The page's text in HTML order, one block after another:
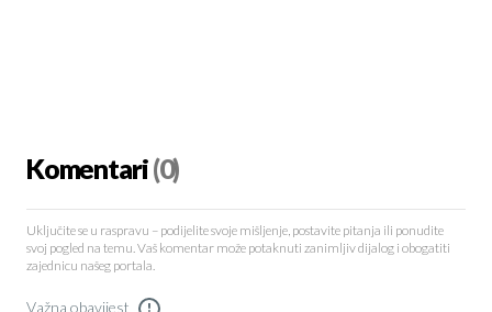
Komentari(0)
Uključite se u raspravu – podijelite svoje mišljenje, postavite pitanja ili ponudite
svoj pogled na temu. Vaš komentar može potaknuti zanimljiv dijalog i obogatiti
zajednicu našeg portala.
Važna obavijest !